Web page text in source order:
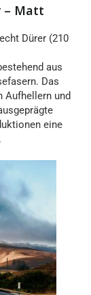
– Matt
Dürer (210
aus
Das
Aufhellern und
eine